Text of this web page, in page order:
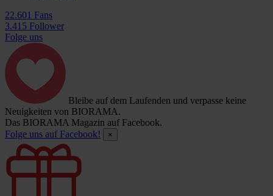
22.601 Fans
3.415 Follower
Folge uns
Bleibe auf dem Laufenden und verpasse keine
Neuigkeiten von BIORAMA.
Das BIORAMA Magazin auf Facebook.
Folge uns auf Facebook!
×